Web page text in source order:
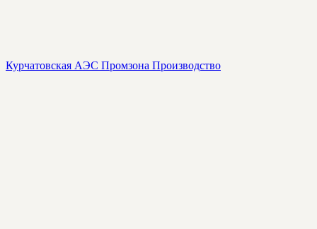
Курчатовская АЭС Промзона Производство